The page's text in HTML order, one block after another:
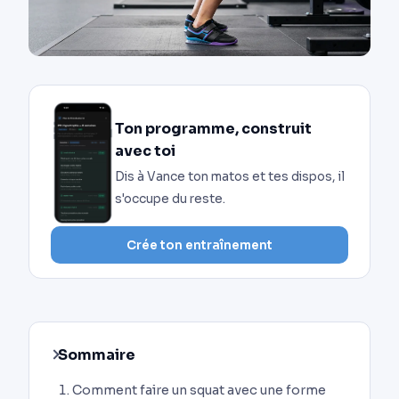
Ton programme, construit
avec toi
Dis à Vance ton matos et tes dispos, il
s'occupe du reste.
Crée ton entraînement
Sommaire
Comment faire un squat avec une forme